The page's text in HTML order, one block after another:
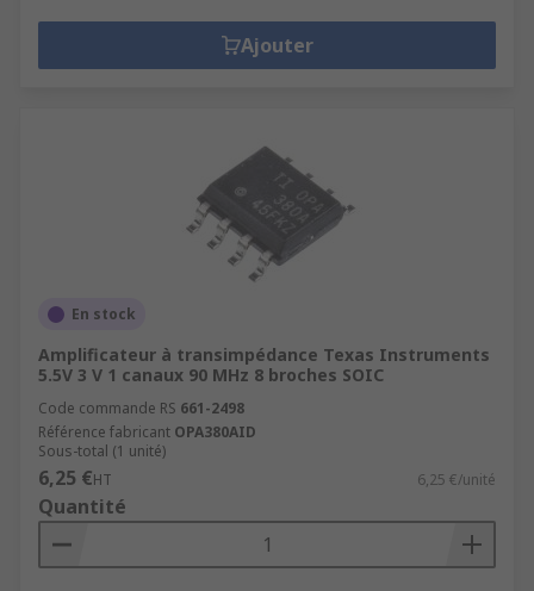
Ajouter
En stock
Amplificateur à transimpédance Texas Instruments
5.5V 3 V 1 canaux 90 MHz 8 broches SOIC
Code commande RS 661-2498
Référence fabricant OPA380AID
Sous-total (1 unité)
6,25 €HT 6,25 €/unité
Quantité